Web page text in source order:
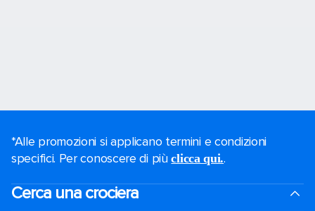
*Alle promozioni si applicano termini e condizioni
specifici. Per conoscere di piùclicca qui..
Cerca una crociera